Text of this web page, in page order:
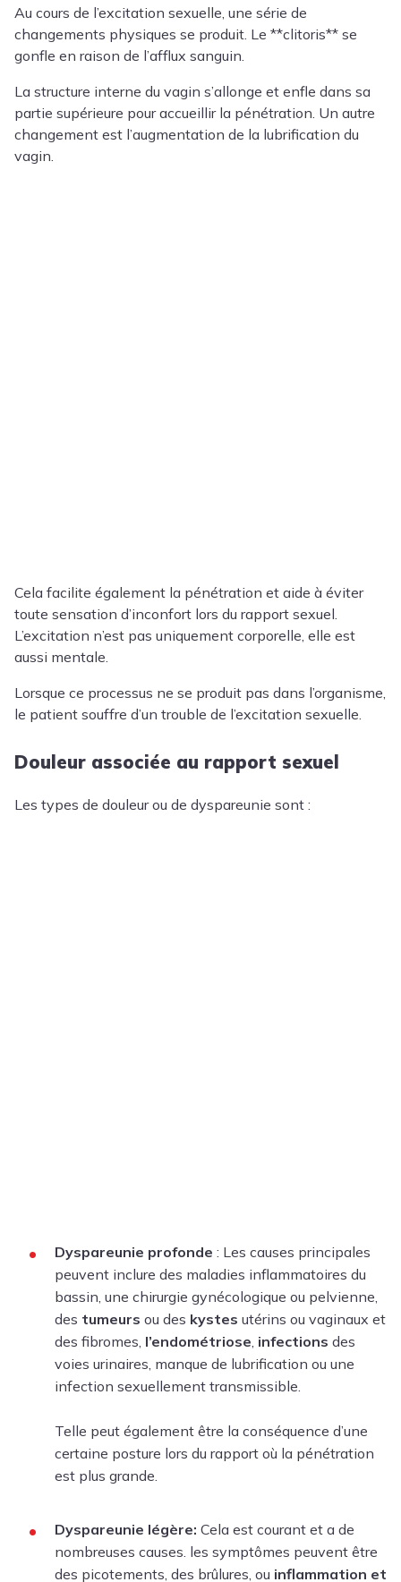
Au cours de l’excitation sexuelle, une série de
changements physiques se produit. Le **clitoris** se
gonfle en raison de l’afflux sanguin.
La structure interne du vagin s’allonge et enfle dans sa
partie supérieure pour accueillir la pénétration. Un autre
changement est l’augmentation de la lubrification du
vagin.
Cela facilite également la pénétration et aide à éviter
toute sensation d’inconfort lors du rapport sexuel.
L’excitation n’est pas uniquement corporelle, elle est
aussi mentale.
Lorsque ce processus ne se produit pas dans l’organisme,
le patient souffre d’un trouble de l’excitation sexuelle.
Douleur associée au rapport sexuel
Les types de douleur ou de dyspareunie sont :
Dyspareunie profonde : Les causes principales
peuvent inclure des maladies inflammatoires du
bassin, une chirurgie gynécologique ou pelvienne,
des tumeurs ou des kystes utérins ou vaginaux et
des fibromes, l’endométriose, infections des
voies urinaires, manque de lubrification ou une
infection sexuellement transmissible.
Telle peut également être la conséquence d’une
certaine posture lors du rapport où la pénétration
est plus grande.
Dyspareunie légère: Cela est courant et a de
nombreuses causes. les symptômes peuvent être
des picotements, des brûlures, ou inflammation et